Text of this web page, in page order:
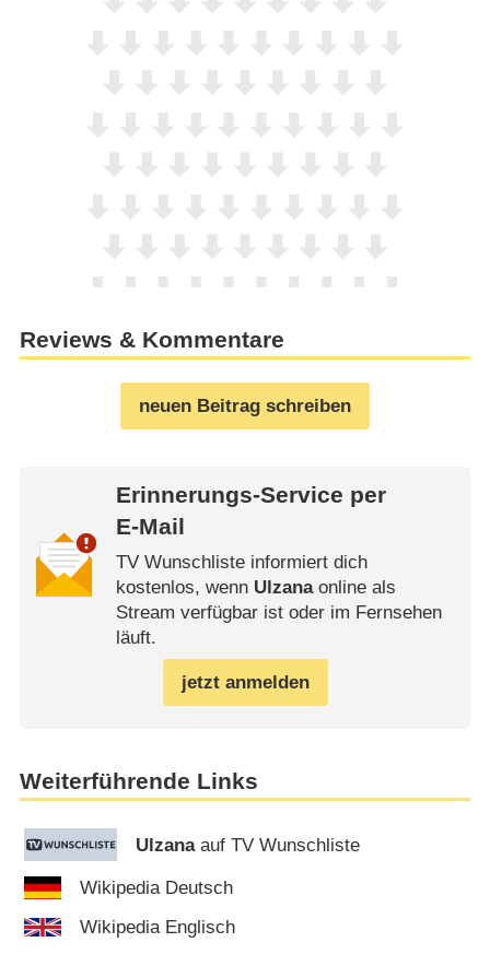
Reviews & Kommentare
neuen Beitrag schreiben
Erinnerungs-Service per
E-Mail
TV Wunschliste informiert dich
kostenlos, wenn Ulzanaonline als
Stream verfügbar ist oder im Fernsehen
läuft.
jetzt anmelden
Weiterführende Links
Ulzanaauf TV Wunschliste
Wikipedia Deutsch
Wikipedia Englisch